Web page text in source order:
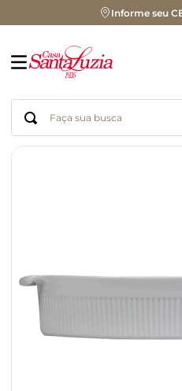
Informe seu
Faça sua busca
café
biscoito
cerveja